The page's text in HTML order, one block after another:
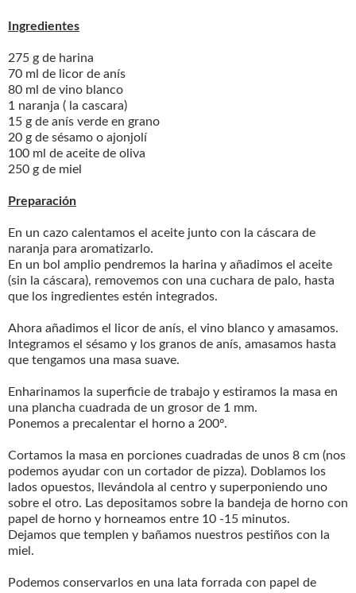
Ingredientes
275 g de harina
70 ml de licor de anís
80 ml de vino blanco
1 naranja ( la cascara)
15 g de anís verde en grano
20 g de sésamo o ajonjolí
100 ml de aceite de oliva
250 g de miel
Preparación
En un cazo calentamos el aceite junto con la cáscara de
naranja para aromatizarlo.
En un bol amplio pendremos la harina y añadimos el aceite
(sin la cáscara), removemos con una cuchara de palo, hasta
que los ingredientes estén integrados.
Ahora añadimos el licor de anís, el vino blanco y amasamos.
Integramos el sésamo y los granos de anís, amasamos hasta
que tengamos una masa suave.
Enharinamos la superficie de trabajo y estiramos la masa en
una plancha cuadrada de un grosor de 1 mm.
Ponemos a precalentar el horno a 200º.
Cortamos la masa en porciones cuadradas de unos 8 cm (nos
podemos ayudar con un cortador de pizza). Doblamos los
lados opuestos, llevándola al centro y superponiendo uno
sobre el otro. Las depositamos sobre la bandeja de horno con
papel de horno y horneamos entre 10 -15 minutos.
Dejamos que templen y bañamos nuestros pestiños con la
miel.
Podemos conservarlos en una lata forrada con papel de